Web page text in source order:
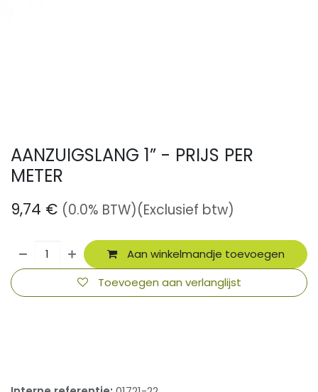
AANZUIGSLANG 1” - PRIJS PER
METER
9,74 € (0.0% BTW)(Exclusief btw)
Aan winkelmandje toevoegen
Toevoegen aan verlanglijst